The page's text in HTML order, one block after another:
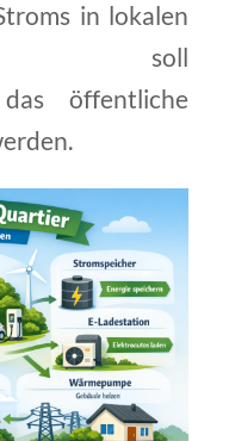
in lokalen
soll
öffentliche